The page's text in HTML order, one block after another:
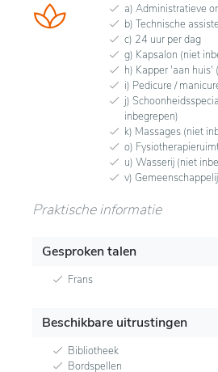
a) Administratieve
b) Technische
c) 24 uur per dag
g) Kapsalon (niet
h) Kapper 'aan huis'
i) Pedicure /
j)
inbegrepen)
k) Massages (niet
o)
u) Wasserij (niet
v)
Praktische informatie
Gesproken talen
Frans
Beschikbare uitrustingen
Bibliotheek
Bordspellen